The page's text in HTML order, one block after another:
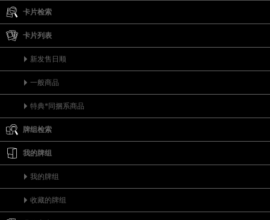
卡片检索
卡片列表
新发售日顺
一般商品
特典*同捆系商品
牌组检索
我的牌组
我的牌组
收藏的牌组